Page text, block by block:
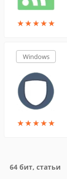
★★★★★
★★★★★
Windows
★★★★★
★★★★★
64 бит, статьи